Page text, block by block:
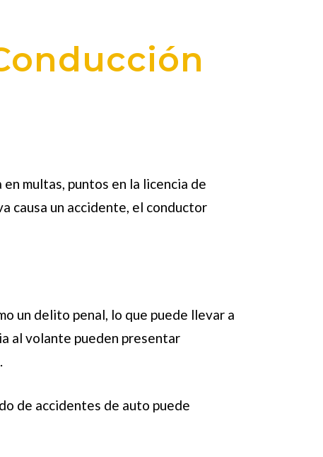
multas, puntos en la licencia de
causa un accidente, el conductor
un delito penal, lo que puede llevar a
al volante pueden presentar
de accidentes de auto puede